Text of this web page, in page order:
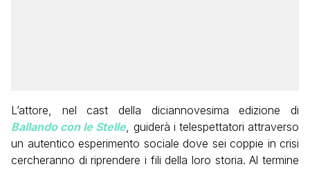
L’attore, nel cast della diciannovesima edizione di
Ballando con le Stelle, guiderà i telespettatori attraverso
un autentico esperimento sociale dove sei coppie in crisi
cercheranno di riprendere i fili della loro storia. Al termine